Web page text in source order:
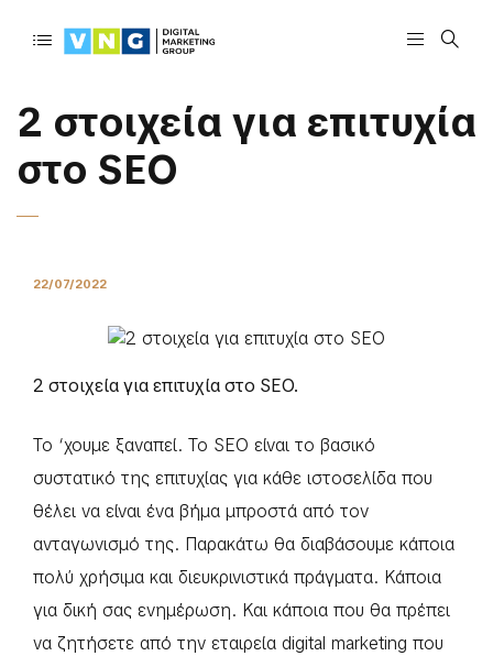
2 στοιχεία για επιτυχία
στο SEO
22/07/2022
2 στοιχεία για επιτυχία στο SEO.
Το ‘χουμε ξαναπεί. To SEO είναι το βασικό
συστατικό της επιτυχίας για κάθε ιστοσελίδα που
θέλει να είναι ένα βήμα μπροστά από τον
ανταγωνισμό της. Παρακάτω θα διαβάσουμε κάποια
πολύ χρήσιμα και διευκρινιστικά πράγματα. Κάποια
για δική σας ενημέρωση. Και κάποια που θα πρέπει
να ζητήσετε από την εταιρεία digital marketing που